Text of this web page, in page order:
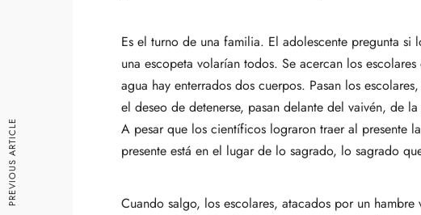
Es el turno de una familia. El adolescente pregunta
una escopeta volarían todos. Se acercan los
agua hay enterrados dos cuerpos. Pasan los
el deseo de detenerse, pasan delante del vaivén, de
A pesar que los científicos lograron traer al presente
presente está en el lugar de lo sagrado, lo sagrado
Cuando salgo, los escolares, atacados por un
PREVIOUS ARTICLE